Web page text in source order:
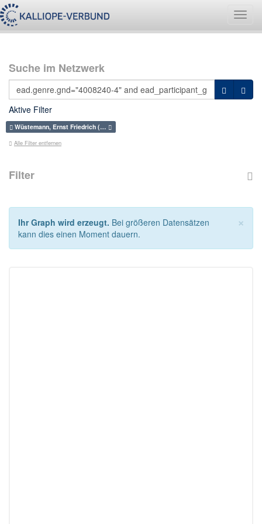
Suche im Netzwerk
Aktive Filter
Wüstemann, Ernst Friedrich (…
Alle Filter entfernen
Filter
×
Ihr Graph wird erzeugt. Bei größeren Datensätzen
kann dies einen Moment dauern.